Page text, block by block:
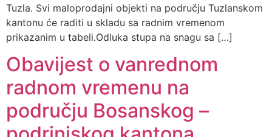
Tuzla. Svi maloprodajni objekti na području Tuzlanskom
kantonu će raditi u skladu sa radnim vremenom
prikazanim u tabeli.Odluka stupa na snagu sa […]
Obavijest o vanrednom
radnom vremenu na
području Bosanskog –